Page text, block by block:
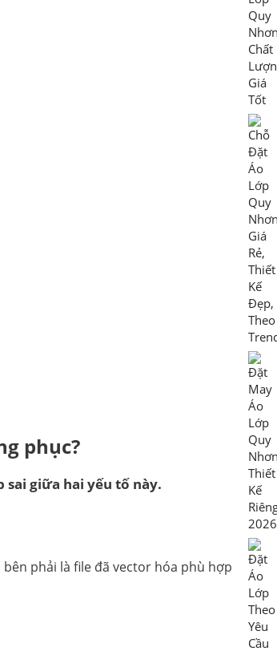
phục?
giữa hai yếu tố này.
phải là file đã vector hóa phù hợp